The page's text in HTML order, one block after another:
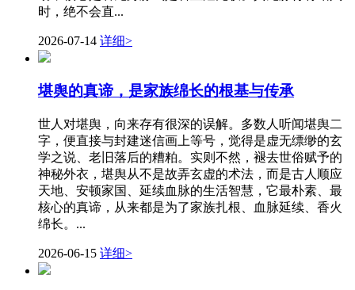
时，绝不会直...
2026-07-14 详细>
堪舆的真谛，是家族绵长的根基与传承
世人对堪舆，向来存有很深的误解。多数人听闻堪舆二
字，便直接与封建迷信画上等号，觉得是虚无缥缈的玄
学之说、老旧落后的糟粕。实则不然，褪去世俗赋予的
神秘外衣，堪舆从不是故弄玄虚的术法，而是古人顺应
天地、安顿家国、延续血脉的生活智慧，它最朴素、最
核心的真谛，从来都是为了家族扎根、血脉延续、香火
绵长。...
2026-06-15 详细>